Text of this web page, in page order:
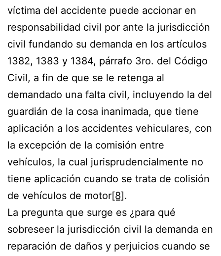
víctima del accidente puede accionar en
responsabilidad civil por ante la jurisdicción
civil fundando su demanda en los artículos
1382, 1383 y 1384, párrafo 3ro. del Código
Civil, a fin de que se le retenga al
demandado una falta civil, incluyendo la del
guardián de la cosa inanimada, que tiene
aplicación a los accidentes vehiculares, con
la excepción de la comisión entre
vehículos, la cual jurisprudencialmente no
tiene aplicación cuando se trata de colisión
de vehículos de motor[8].
La pregunta que surge es ¿para qué
sobreseer la jurisdicción civil la demanda en
reparación de daños y perjuicios cuando se